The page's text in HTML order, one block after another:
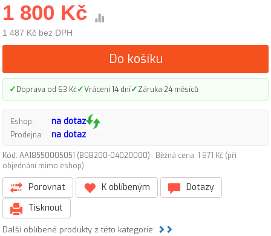
1 800 Kč
1 487 Kč bez DPH
Do košíku
✓Doprava od 63 Kč✓Vrácení 14 dní✓Záruka 24 měsíců
Eshop: na dotaz
Prodejna: na dotaz
Kód: AA18550005051 (B0B200-04020000)
Běžná cena: 1 871 Kč (při
objednání mimo eshop)
Porovnat K oblíbeným
Dotazy
Tisknout
Další oblíbené produkty z této kategorie: